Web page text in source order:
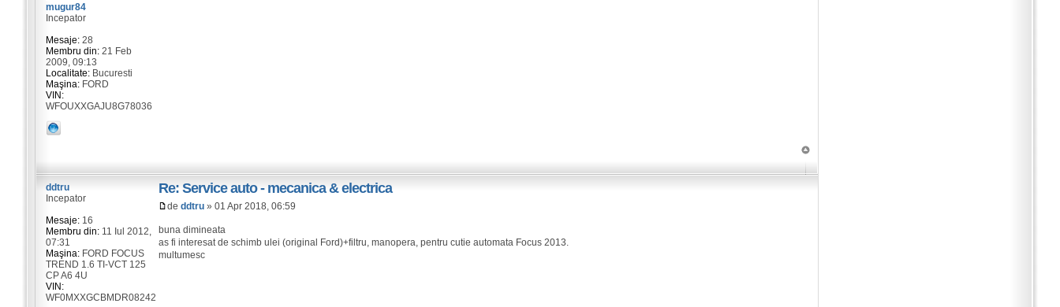
mugur84
Incepator
Mesaje:28
Membru din:21 Feb
2009, 09:13
Localitate:Bucuresti
Maşina:FORD
VIN:
WFOUXXGAJU8G78036
Re: Service auto - mecanica & electrica
deddtru » 01 Apr 2018, 06:59
buna dimineata
as fi interesat de schimb ulei (original Ford)+filtru, manopera, pentru cutie automata Focus 2013.
multumesc
ddtru
Incepator
Mesaje:16
Membru din:11 Iul 2012,
07:31
Maşina:FORD FOCUS
TREND 1.6 TI-VCT 125
CP A6 4U
VIN:
WF0MXXGCBMDR08242